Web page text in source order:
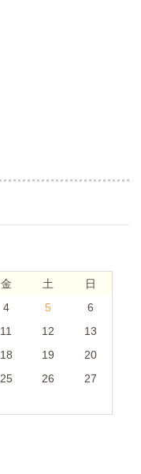
金 土
日
4 5
6
11 12
13
18 19
20
25 26
27